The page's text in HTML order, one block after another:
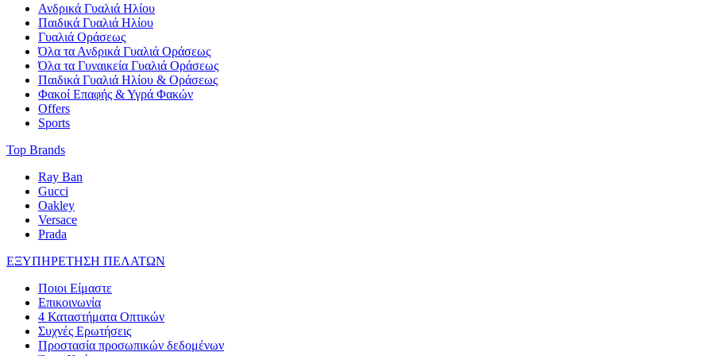
Ανδρικά Γυαλιά Ηλίου
Παιδικά Γυαλιά Ηλίου
Γυαλιά Οράσεως
Όλα τα Ανδρικά Γυαλιά Οράσεως
Όλα τα Γυναικεία Γυαλιά Οράσεως
Παιδικά Γυαλιά Ηλίου & Οράσεως
Φακοί Επαφής & Υγρά Φακών
Offers
Sports
Top Brands
Ray Ban
Gucci
Oakley
Versace
Prada
ΕΞΥΠΗΡΕΤΗΣΗ ΠΕΛΑΤΩΝ
Ποιοι Είμαστε
Επικοινωνία
4 Καταστήματα Οπτικών
Συχνές Ερωτήσεις
Προστασία προσωπικών δεδομένων